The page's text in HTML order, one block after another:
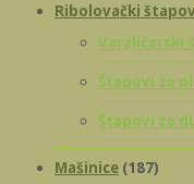
Ribolovački
Varaličarski
Štapovi za
Štapovi za
Mašinice (187)